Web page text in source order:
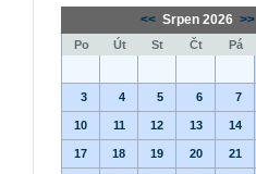
<< Srpen 2026 >>
Po Út St Čt Pá
3 4 5 6 7
10 11 12 13 14
17 18 19 20 21